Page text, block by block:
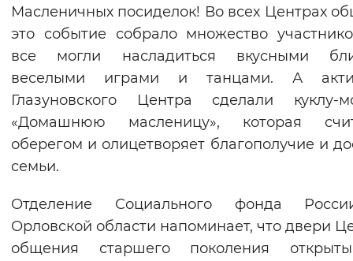
Масленичных посиделок! Во всех Центрах
это событие собрало множество
все могли насладиться вкусными
веселыми играми и танцами. А
Глазуновского Центра сделали куклу-
«Домашнюю масленицу», которая
оберегом и олицетворяет благополучие и
семьи.
Отделение Социального фонда
Орловской области напоминает, что двери
общения старшего поколения